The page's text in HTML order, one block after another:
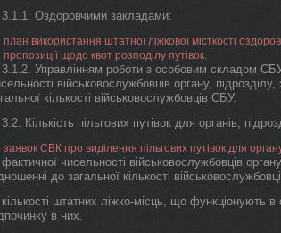
3.1.1. Оздоровчими закладами:
план використання штатної ліжкової місткості
пропозиції щодо квот розподілу путівок.
3.1.2. Управлінням роботи з особовим складом
військовослужбовців органу,
кількості військовослужбовців СБУ.
3.2. Кількість пільгових путівок для органів,
заявок СВК про виділення пільгових путівок для
фактичної чисельності військовослужбовців
до загальної кількості
кількості штатних ліжко-місць, що функціонують
в них.